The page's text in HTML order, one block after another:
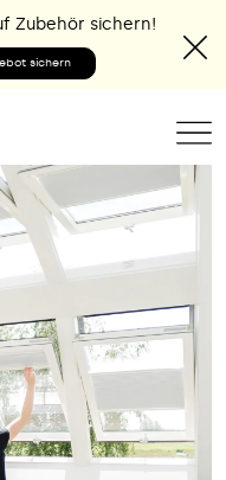
Zubehör sichern!
sichern